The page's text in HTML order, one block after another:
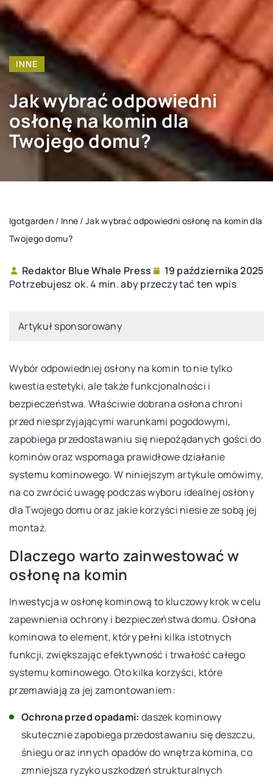
INNE
Jak wybrać odpowiedni
osłonę na komin dla
Twojego domu?
Igotgarden / Inne /Jak wybrać odpowiedni osłonę na komin dla
Twojego domu?
Redaktor Blue Whale Press
19 października 2025
Potrzebujesz ok. 4 min. aby przeczytać ten wpis
Artykuł sponsorowany
Wybór odpowiedniej osłony na komin to nie tylko
kwestia estetyki, ale także funkcjonalności i
bezpieczeństwa. Właściwie dobrana osłona chroni
przed niesprzyjającymi warunkami pogodowymi,
zapobiega przedostawaniu się niepożądanych gości do
kominów oraz wspomaga prawidłowe działanie
systemu kominowego. W niniejszym artykule omówimy,
na co zwrócić uwagę podczas wyboru idealnej osłony
dla Twojego domu oraz jakie korzyści niesie ze sobą jej
montaż.
Dlaczego warto zainwestować w
osłonę na komin
Inwestycja w osłonę kominową to kluczowy krok w celu
zapewnienia ochrony i bezpieczeństwa domu. Osłona
kominowa to element, który pełni kilka istotnych
funkcji, zwiększając efektywność i trwałość całego
systemu kominowego. Oto kilka korzyści, które
przemawiają za jej zamontowaniem:
Ochrona przed opadami: daszek kominowy
skutecznie zapobiega przedostawaniu się deszczu,
śniegu oraz innych opadów do wnętrza komina, co
zmniejsza ryzyko uszkodzeń strukturalnych